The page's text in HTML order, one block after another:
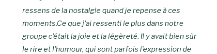
ressens de la nostalgie quand je repense à ces
moments.Ce que j’ai ressenti le plus dans notre
groupe c’était la joie et la légèreté. Il y avait bien sûr
le rire et l’humour, qui sont parfois l’expression de